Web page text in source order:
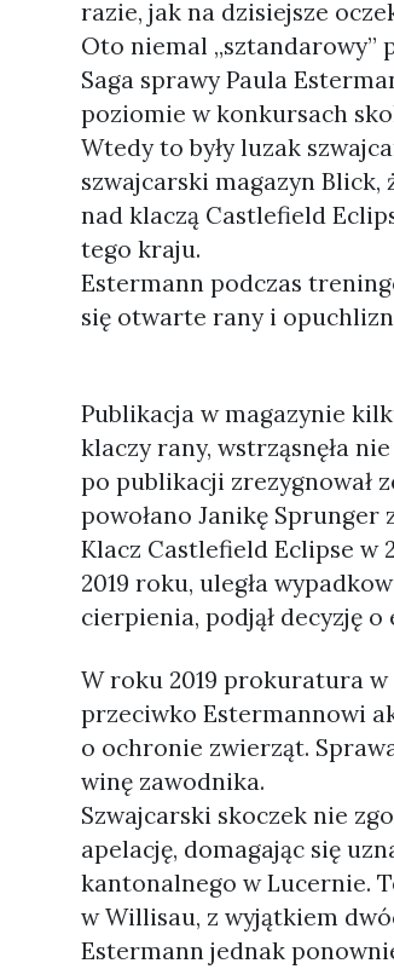
razie, jak na dzisiejsze
Oto niemal „sztandarowy”
Saga sprawy Paula
poziomie w konkursach
Wtedy to były luzak
szwajcarski magazyn
nad klaczą Castlefield
tego kraju.
Estermann podczas
się otwarte rany i
Publikacja w magazynie
klaczy rany, wstrząsnęła
po publikacji zrezygnował
powołano Janikę Sprunger
Klacz Castlefield Eclipse w
2019 roku, uległa
cierpienia, podjął decyzję
W roku 2019 prokuratura w
przeciwko Estermannowi
o ochronie zwierząt.
winę zawodnika.
Szwajcarski skoczek nie
apelację, domagając się
kantonalnego w Lucernie.
w Willisau, z wyjątkiem
Estermann jednak